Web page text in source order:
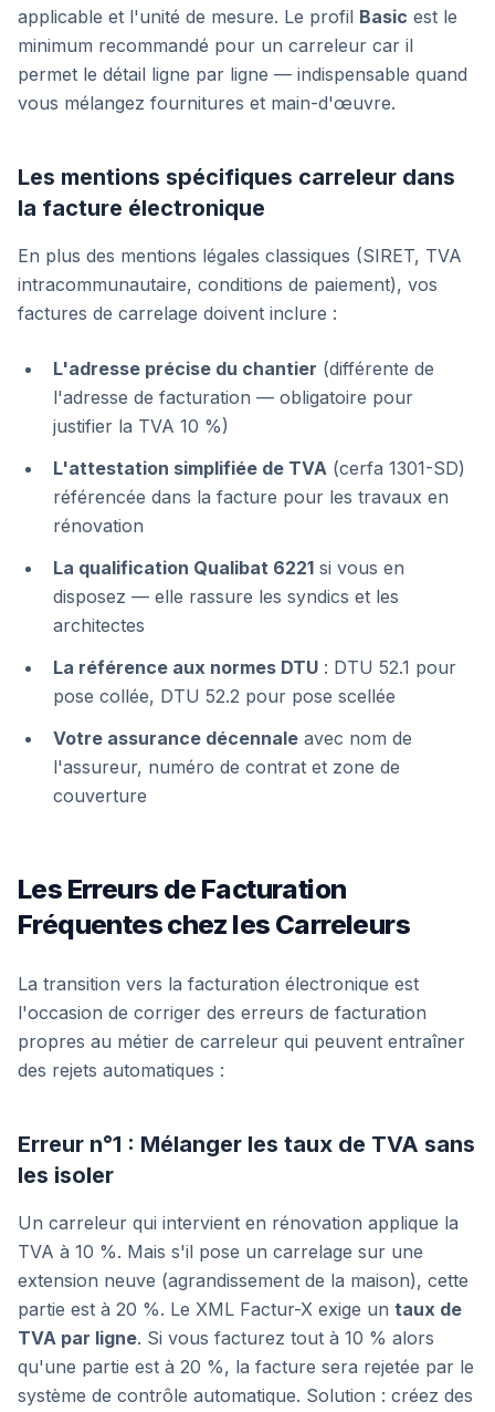
applicable et l'unité de mesure. Le profil Basic est le
minimum recommandé pour un carreleur car il
permet le détail ligne par ligne — indispensable quand
vous mélangez fournitures et main-d'œuvre.
Les mentions spécifiques carreleur dans
la facture électronique
En plus des mentions légales classiques (SIRET, TVA
intracommunautaire, conditions de paiement), vos
factures de carrelage doivent inclure :
L'adresse précise du chantier (différente de
l'adresse de facturation — obligatoire pour
justifier la TVA 10 %)
L'attestation simplifiée de TVA (cerfa 1301-SD)
référencée dans la facture pour les travaux en
rénovation
La qualification Qualibat 6221 si vous en
disposez — elle rassure les syndics et les
architectes
La référence aux normes DTU : DTU 52.1 pour
pose collée, DTU 52.2 pour pose scellée
Votre assurance décennale avec nom de
l'assureur, numéro de contrat et zone de
couverture
Les Erreurs de Facturation
Fréquentes chez les Carreleurs
La transition vers la facturation électronique est
l'occasion de corriger des erreurs de facturation
propres au métier de carreleur qui peuvent entraîner
des rejets automatiques :
Erreur n°1 : Mélanger les taux de TVA sans
les isoler
Un carreleur qui intervient en rénovation applique la
TVA à 10 %. Mais s'il pose un carrelage sur une
extension neuve (agrandissement de la maison), cette
partie est à 20 %. Le XML Factur-X exige un taux de
TVA par ligne. Si vous facturez tout à 10 % alors
qu'une partie est à 20 %, la facture sera rejetée par le
système de contrôle automatique. Solution : créez des